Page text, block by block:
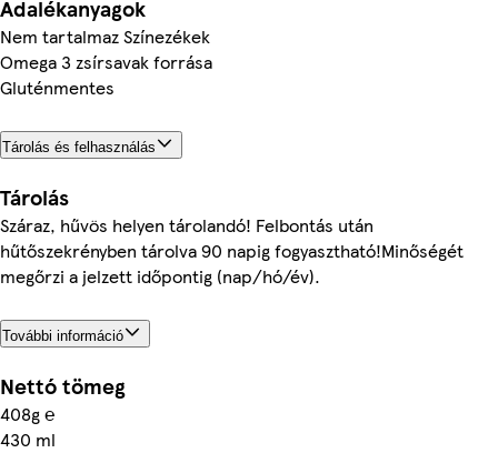
Adalékanyagok
Nem tartalmaz Színezékek
Omega 3 zsírsavak forrása
Gluténmentes
Tárolás és felhasználás
Tárolás
Száraz, hűvös helyen tárolandó! Felbontás után
hűtőszekrényben tárolva 90 napig fogyasztható!Minőségét
megőrzi a jelzett időpontig (nap/hó/év).
További információ
Nettó tömeg
408g ℮
430 ml